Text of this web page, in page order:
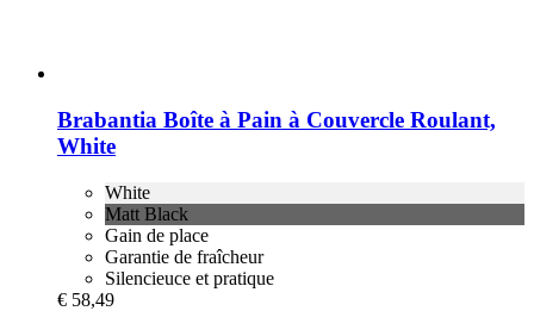
Brabantia Boîte à Pain à Couvercle Roulant,
White
White
Matt Black
Gain de place
Garantie de fraîcheur
Silencieuce et pratique
€ 58,49